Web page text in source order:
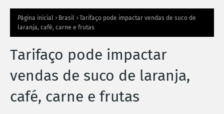
Página inicial Brasil
Tarifaço pode impactar vendas de suco de
laranja, café, carne e frutas
Tarifaço pode impactar
vendas de suco de laranja,
café, carne e frutas